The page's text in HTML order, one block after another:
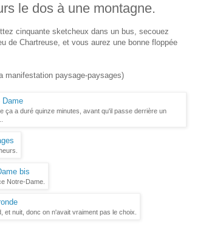
le dos à une montagne.
cinquante sketcheux dans un bus, secouez
de Chartreuse, et vous aurez une bonne floppée
manifestation paysage-paysages)
ça a duré quinze minutes, avant qu'il passe derrière un
Notre-Dame.
nuit, donc on n'avait vraiment pas le choix.